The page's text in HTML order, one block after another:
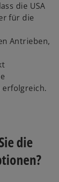
die USA
für die
Antrieben,
erfolgreich.
die